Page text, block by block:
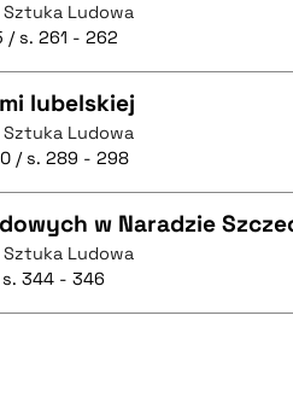
Sztuka Ludowa
/ s. 261 - 262
lubelskiej
Sztuka Ludowa
/ s. 289 - 298
w Naradzie
Sztuka Ludowa
s. 344 - 346